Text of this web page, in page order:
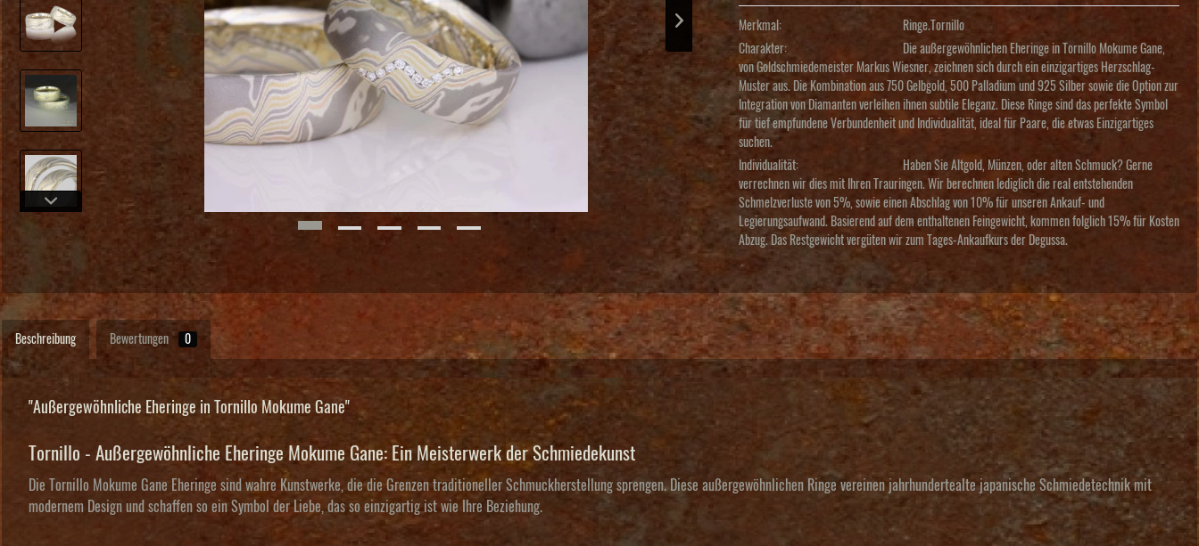
Merkmal:
Ringe.Tornillo
Charakter:
Die außergewöhnlichen Eheringe in Tornillo Mokume Gane,
von Goldschmiedemeister Markus Wiesner, zeichnen sich durch ein einzigartiges Herzschlag-
Muster aus. Die Kombination aus 750 Gelbgold, 500 Palladium und 925 Silber sowie die Option zur
Integration von Diamanten verleihen ihnen subtile Eleganz. Diese Ringe sind das perfekte Symbol
für tief empfundene Verbundenheit und Individualität, ideal für Paare, die etwas Einzigartiges
suchen.
Individualität:
Haben Sie Altgold, Münzen, oder alten Schmuck? Gerne
verrechnen wir dies mit Ihren Trauringen. Wir berechnen lediglich die real entstehenden
Schmelzverluste von 5%, sowie einen Abschlag von 10% für unseren Ankauf- und
Legierungsaufwand. Basierend auf dem enthaltenen Feingewicht, kommen folglich 15% für Kosten
Abzug. Das Restgewicht vergüten wir zum Tages-Ankaufkurs der Degussa.
Beschreibung Bewertungen 0
"Außergewöhnliche Eheringe in Tornillo Mokume Gane"
Tornillo - Außergewöhnliche Eheringe Mokume Gane: Ein Meisterwerk der Schmiedekunst
Die Tornillo Mokume Gane Eheringe sind wahre Kunstwerke, die die Grenzen traditioneller Schmuckherstellung sprengen. Diese außergewöhnlichen Ringe vereinen jahrhundertealte japanische Schmiedetechnik mit
modernem Design und schaffen so ein Symbol der Liebe, das so einzigartig ist wie Ihre Beziehung.